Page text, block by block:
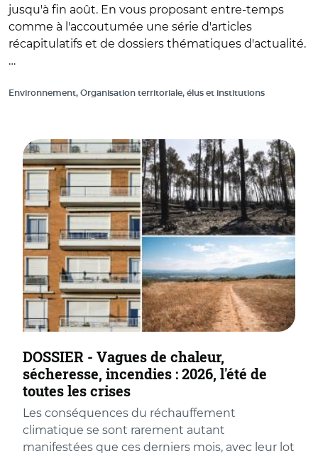
jusqu'à fin août. En vous proposant entre-temps
comme à l'accoutumée une série d'articles
récapitulatifs et de dossiers thématiques d'actualité.
…
Environnement, Organisation territoriale, élus et institutions
DOSSIER - Vagues de chaleur,
sécheresse, incendies : 2026, l'été de
toutes les crises
Les conséquences du réchauffement
climatique se sont rarement autant
manifestées que ces derniers mois, avec leur lot